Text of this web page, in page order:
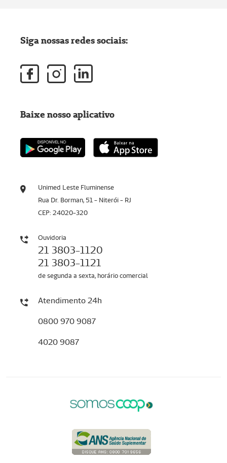
Unimed Leste Fluminense
Rua Dr. Borman, 51 - Niterói - RJ
CEP: 24020-320
Ouvidoria
21 3803-1120
21 3803-1121
de segunda a sexta, horário comercial
Atendimento 24h
0800 970 9087
4020 9087
Siga nossas redes sociais:
Baixe nosso aplicativo